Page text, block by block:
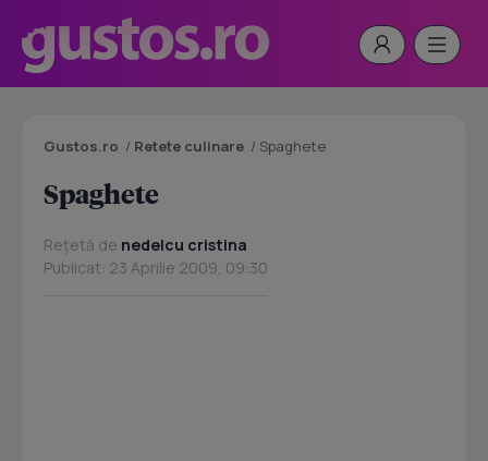
Gustos.ro / Retete culinare / Spaghete
Spaghete
Rețetă de nedelcu cristina
Publicat: 23 Aprilie 2009, 09:30